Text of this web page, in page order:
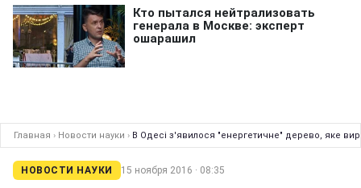
Главная › Новости науки › В Одесі з'явилося "енергетичне" дерево, яке
НОВОСТИ НАУКИ 15 ноября 2016 · 08:35